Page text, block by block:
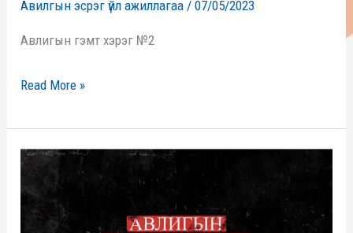
Авилгын эсрэг үйл ажиллагаа /07/05/2023
Авлигын гэмт хэрэг №2
Read More »
Авлигын
гэмт
хэрэг